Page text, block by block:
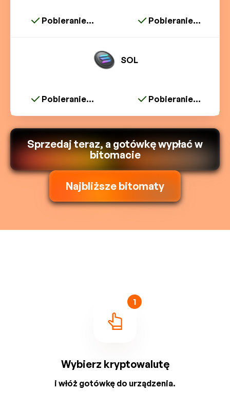
Pobieranie... Pobieranie...
SOL
Pobieranie... Pobieranie...
Sprzedaj teraz, a gotówkę wypłać w
bitomacie
Najbliższe bitomaty
1
Wybierz kryptowalutę
i włóż gotówkę do urządzenia.